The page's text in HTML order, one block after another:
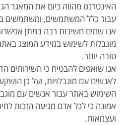
האינטרנט מהווה כיום את המאגר
עבור כלל המשתמשים, ומשתמשים
אנו שמים חשיבות רבה במתן
מוגבלות לשימוש במידע המוצג
טובה יותר.
אנו שואפים להבטיח כי השירותים
לאנשים עם מוגבלויות, ועל כן
השימוש באתר עבור אנשים עם
אמונה כי לכל אדם מגיעה הזכות
ועצמאות.